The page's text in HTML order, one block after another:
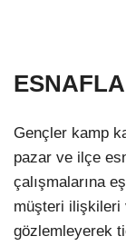
Gençler kamp
pazar ve ilçe
çalışmalarına
müşteri ilişkileri
gözlemleyerek